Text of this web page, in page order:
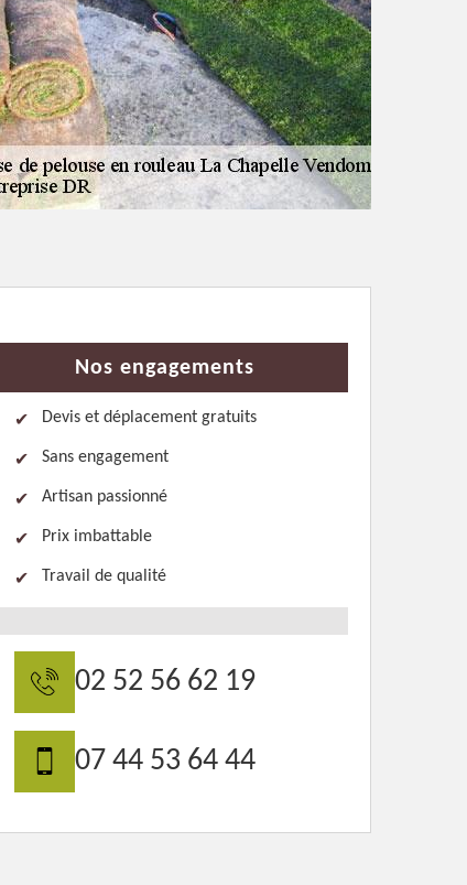
Nos engagements
Devis et déplacement gratuits
Sans engagement
Artisan passionné
Prix imbattable
Travail de qualité
02 52 56 62 19
07 44 53 64 44